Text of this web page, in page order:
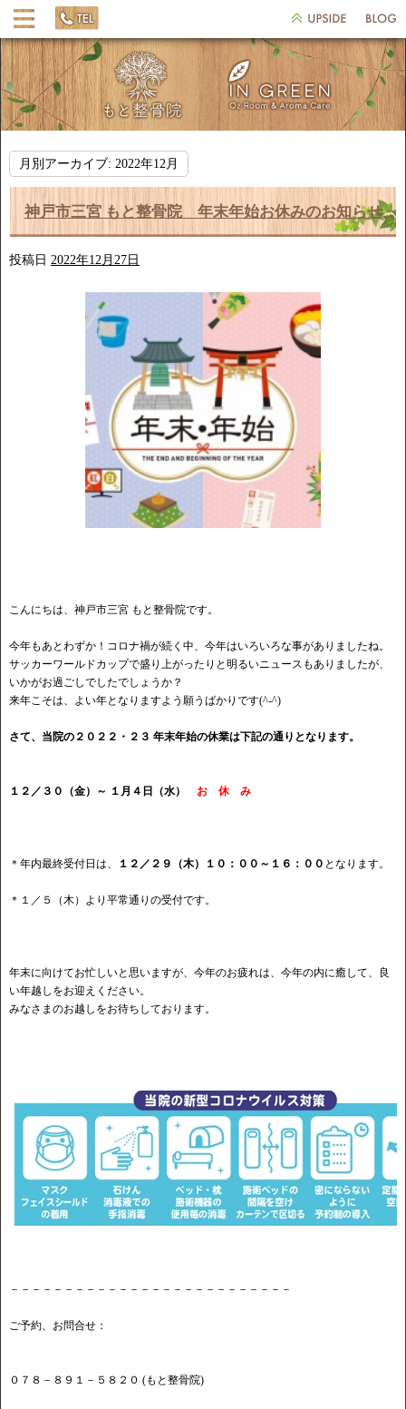
月別アーカイブ: 2022年12月
神戸市三宮 もと整骨院 年末年始お休みのお知らせ
投稿日 2022年12月27日
こんにちは、神戸市三宮 もと整骨院です。
今年もあとわずか！コロナ禍が続く中、今年はいろいろな事がありましたね。
サッカーワールドカップで盛り上がったりと明るいニュースもありましたが、
いかがお過ごしでしたでしょうか？
来年こそは、よい年となりますよう願うばかりです(^-^)
さて、当院の２０２２・２３ 年末年始の休業は下記の通りとなります。
１２／３０（金）～ １月４日（水） お 休 み
＊年内最終受付日は、 １２／２９（木）１０：００～１６：００ となります。
＊１／５（木）より平常通りの受付です。
年末に向けてお忙しいと思いますが、今年のお疲れは、今年の内に癒して、良
い年越しをお迎えください。
みなさまのお越しをお待ちしております。
－－－－－－－－－－－－－－－－－－－－－－－－－－
ご予約、お問合せ：
０７８－８９１－５８２０ (もと整骨院)